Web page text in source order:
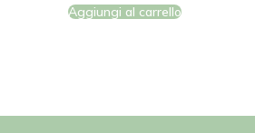
Aggiungi al carrello